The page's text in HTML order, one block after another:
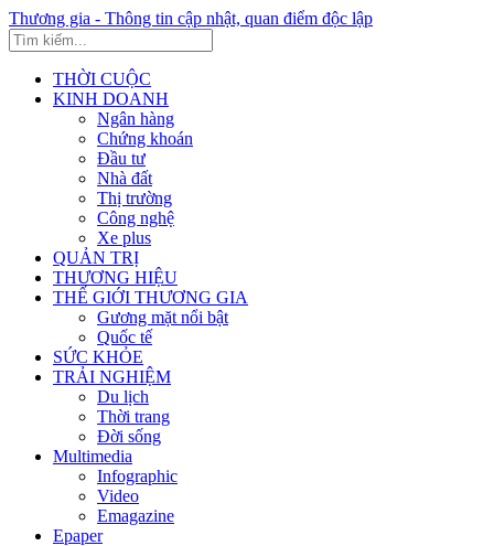
Thương gia - Thông tin cập nhật, quan điểm độc lập
THỜI CUỘC
KINH DOANH
Ngân hàng
Chứng khoán
Đầu tư
Nhà đất
Thị trường
Công nghệ
Xe plus
QUẢN TRỊ
THƯƠNG HIỆU
THẾ GIỚI THƯƠNG GIA
Gương mặt nổi bật
Quốc tế
SỨC KHỎE
TRẢI NGHIỆM
Du lịch
Thời trang
Đời sống
Multimedia
Infographic
Video
Emagazine
Epaper